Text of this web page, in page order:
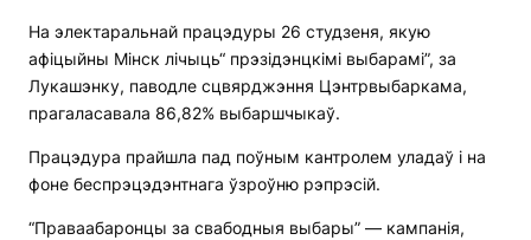
На электаральнай працэдуры 26 студзеня, якую
афіцыйны Мінск лічыць“ прэзідэнцкімі выбарамі”, за
Лукашэнку, паводле сцвярджэння Цэнтрвыбаркама,
прагаласавала 86,82% выбаршчыкаў.
Працэдура прайшла пад поўным кантролем уладаў і на
фоне беспрэцэдэнтнага ўзроўню рэпрэсій.
“Праваабаронцы за свабодныя выбары” — кампанія,